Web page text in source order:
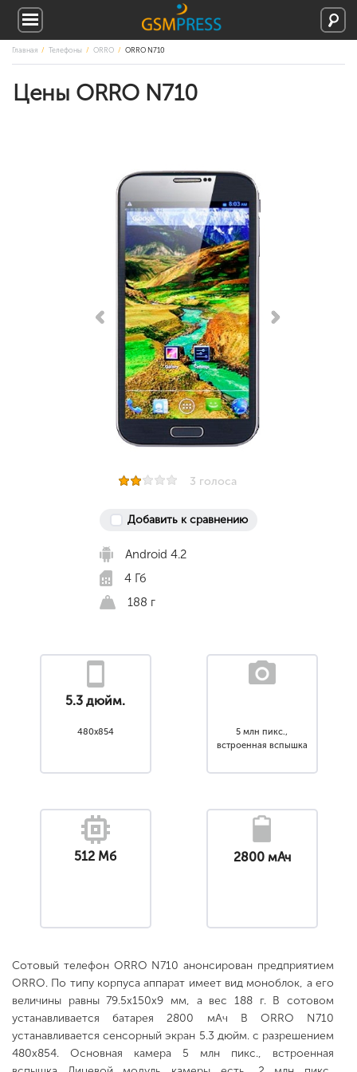
Главная Телефоны ORRO ORRO N710
Цены ORRO N710
3 голоса
Добавить к сравнению
Android 4.2
4 Гб
188 г
5.3 дюйм.
480x854
5 млн пикс.,
встроенная вспышка
512 Мб 2800 мАч
Сотовый телефон ORRO N710 анонсирован предприятием
ORRO. По типу корпуса аппарат имеет вид моноблок, а его
величины равны 79.5x150x9 мм, а вес 188 г. В сотовом
устанавливается батарея 2800 мАч В ORRO N710
устанавливается сенсорный экран 5.3 дюйм. с разрешением
480x854. Основная камера 5 млн пикс., встроенная